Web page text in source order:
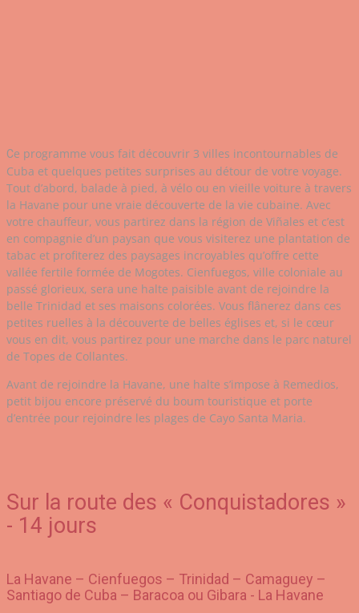
Ce programme vous fait découvrir 3 villes incontournables de
Cuba et quelques petites surprises au détour de votre voyage.
Tout d’abord, balade à pied, à vélo ou en vieille voiture à travers
la Havane pour une vraie découverte de la vie cubaine. Avec
votre chauffeur, vous partirez dans la région de Viñales et c’est
en compagnie d’un paysan que vous visiterez une plantation de
tabac et profiterez des paysages incroyables qu’offre cette
vallée fertile formée de Mogotes. Cienfuegos, ville coloniale au
passé glorieux, sera une halte paisible avant de rejoindre la
belle Trinidad et ses maisons colorées. Vous flânerez dans ces
petites ruelles à la découverte de belles églises et, si le cœur
vous en dit, vous partirez pour une marche dans le parc naturel
de Topes de Collantes.
Avant de rejoindre la Havane, une halte s’impose à Remedios,
petit bijou encore préservé du boum touristique et porte
d’entrée pour rejoindre les plages de Cayo Santa Maria.
Sur la route des « Conquistadores »
- 14 jours
La Havane – Cienfuegos – Trinidad – Camaguey –
Santiago de Cuba – Baracoa ou Gibara - La Havane